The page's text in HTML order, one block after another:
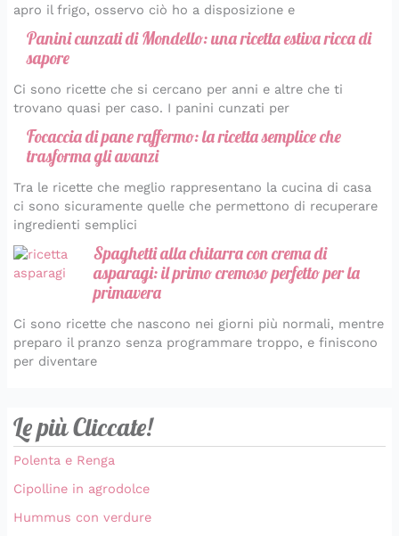
apro il frigo, osservo ciò ho a disposizione e
Panini cunzati di Mondello: una ricetta estiva ricca di
sapore
Ci sono ricette che si cercano per anni e altre che ti
trovano quasi per caso. I panini cunzati per
Focaccia di pane raffermo: la ricetta semplice che
trasforma gli avanzi
Tra le ricette che meglio rappresentano la cucina di casa
ci sono sicuramente quelle che permettono di recuperare
ingredienti semplici
Spaghetti alla chitarra con crema di
asparagi: il primo cremoso perfetto per la
primavera
Ci sono ricette che nascono nei giorni più normali, mentre
preparo il pranzo senza programmare troppo, e finiscono
per diventare
Le più Cliccate!
Polenta e Renga
Cipolline in agrodolce
Hummus con verdure